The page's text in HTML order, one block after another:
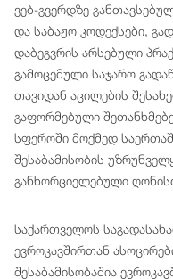
ვებ-გვერდზე
და საბაჟო კოდექსები,
დაბეგვრის არსებული
გამოცემული საჯარო
თავიდან აცილების
გაფორმებული
სფეროში მოქმედ
შესაბამისობის
განხორციელებული
საქართველოს
ევროკავშირთან
შესაბამისობაშია